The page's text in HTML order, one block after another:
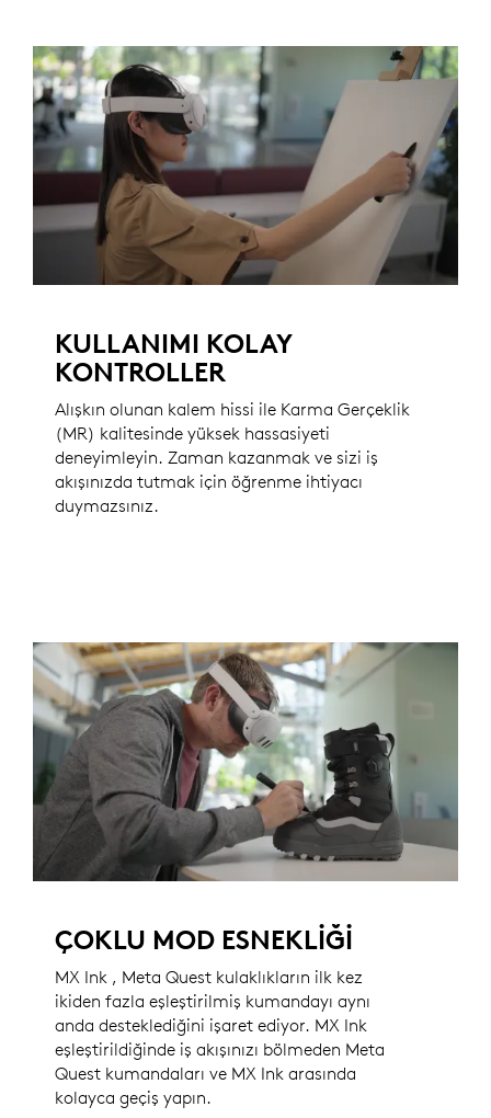
KULLANIMI KOLAY
KONTROLLER
Alışkın olunan kalem hissi ile Karma Gerçeklik
(MR) kalitesinde yüksek hassasiyeti
deneyimleyin. Zaman kazanmak ve sizi iş
akışınızda tutmak için öğrenme ihtiyacı
duymazsınız.
ÇOKLU MOD ESNEKLIĞI
MX Ink , Meta Quest kulaklıkların ilk kez
ikiden fazla eşleştirilmiş kumandayı aynı
anda desteklediğini işaret ediyor. MX Ink
eşleştirildiğinde iş akışınızı bölmeden Meta
Quest kumandaları ve MX Ink arasında
kolayca geçiş yapın.